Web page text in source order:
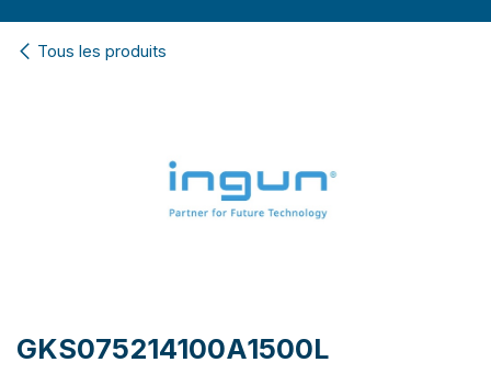
Tous les produits
GKS075214100A1500L